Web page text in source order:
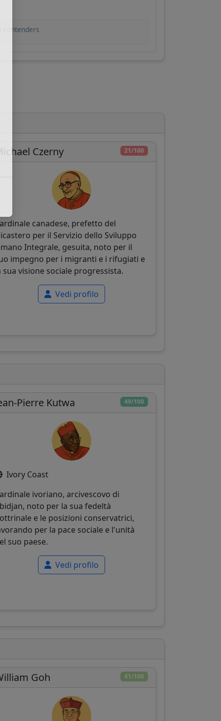
contenders
21/100
Czerny
canadese, prefetto del
per il Servizio dello Sviluppo
Integrale, gesuita, noto per il
impegno per i migranti e i rifugiati e
sua visione sociale progressista.
Vedi profilo
49/100
Pierre Kutwa
Ivory Coast
ivoriano, arcivescovo di
noto per la sua fedeltà
e le posizioni conservatrici,
per la pace sociale e l'unità
suo paese.
Vedi profilo
41/100
Goh